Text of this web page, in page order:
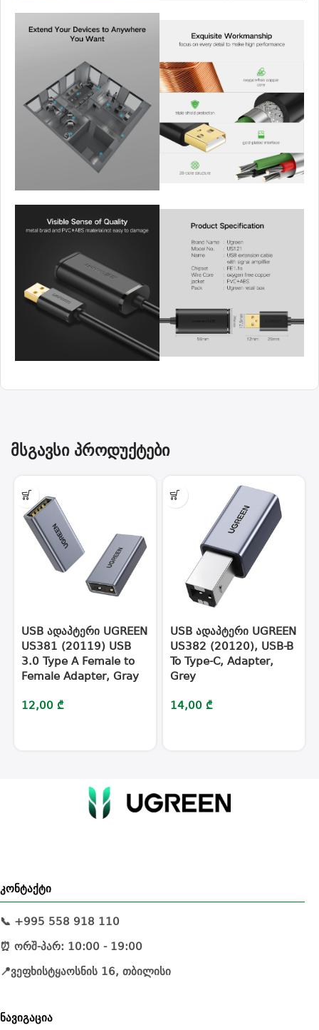
მსგავსი პროდუქტები
USB ადაპტერი UGREEN
US381 (20119) USB
3.0 Type A Female to
Female Adapter, Gray
12,00 ₾
USB ადაპტერი UGREEN
US382 (20120), USB-B
To Type-C, Adapter,
Grey
14,00 ₾
კონტაქტი
📞 +995 558 918 110
⏰ ორშ-პარ: 10:00 - 19:00
📍ვეფხისტყაოსნის 16, თბილისი
ნავიგაცია